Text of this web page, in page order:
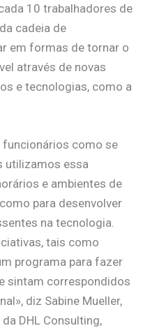
10 trabalhadores de
cadeia de
em formas de tornar o
através de novas
e tecnologias, como a
funcionários como se
utilizamos essa
e ambientes de
para desenvolver
na tecnologia.
tais como
programa para fazer
sintam correspondidos
diz Sabine Mueller,
DHL Consulting,